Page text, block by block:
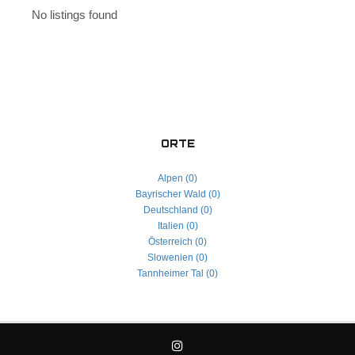
No listings found
ORTE
Alpen (0)
Bayrischer Wald (0)
Deutschland (0)
Italien (0)
Österreich (0)
Slowenien (0)
Tannheimer Tal (0)